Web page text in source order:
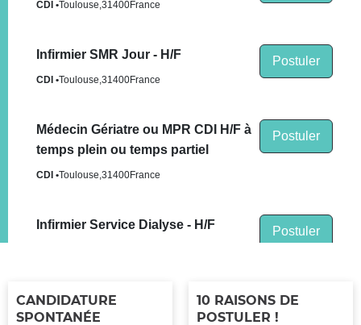
CANDIDATURE
SPONTANÉE
10 RAISONS DE
POSTULER !